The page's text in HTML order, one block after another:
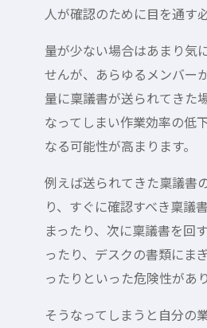
人が確認のために目を通す
量が少ない場合はあまり気
せんが、あらゆるメンバー
量に稟議書が送られてきた
なってしまい作業効率の低
なる可能性が高まります。
例えば送られてきた稟議書
り、すぐに確認すべき稟議
まったり、次に稟議書を回
ったり、デスクの書類にま
ったりといった危険性があり
そうなってしまうと自分の